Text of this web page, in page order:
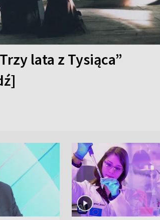
lata z Tysiąca”